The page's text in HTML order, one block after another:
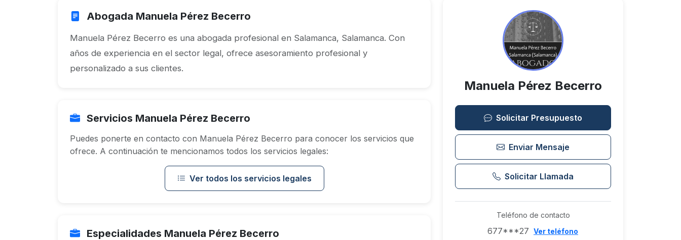
Abogada Manuela Pérez Becerro
Manuela Pérez Becerro es una abogada profesional en Salamanca, Salamanca. Con
años de experiencia en el sector legal, ofrece asesoramiento profesional y
personalizado a sus clientes.
Servicios Manuela Pérez Becerro
Puedes ponerte en contacto con Manuela Pérez Becerro para conocer los servicios que
ofrece. A continuación te mencionamos todos los servicios legales:
Ver todos los servicios legales
Especialidades Manuela Pérez Becerro
Manuela Pérez Becerro
Solicitar Presupuesto
Enviar Mensaje
Solicitar Llamada
Teléfono de contacto
677***27 Ver teléfono